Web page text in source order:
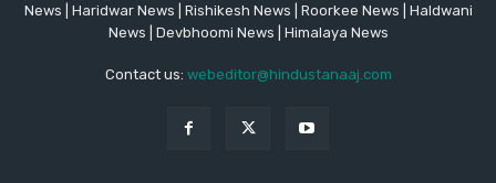
News | Haridwar News | Rishikesh News | Roorkee News | Haldwani
News | Devbhoomi News | Himalaya News
Contact us: webeditor@hindustanaaj.com